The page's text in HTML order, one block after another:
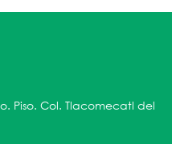
Piso. Col. Tlacomecatl del